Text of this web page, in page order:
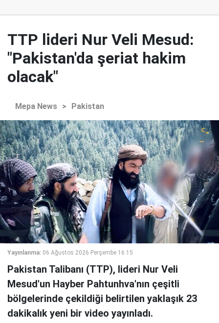
TTP lideri Nur Veli Mesud:
"Pakistan'da şeriat hakim
olacak"
Mepa News > Pakistan
Yayınlanma: 06 Ağustos 2026 Perşembe 16:15
Pakistan Talibanı (TTP), lideri Nur Veli
Mesud'un Hayber Pahtunhva'nın çeşitli
bölgelerinde çekildiği belirtilen yaklaşık 23
dakikalık yeni bir video yayınladı.